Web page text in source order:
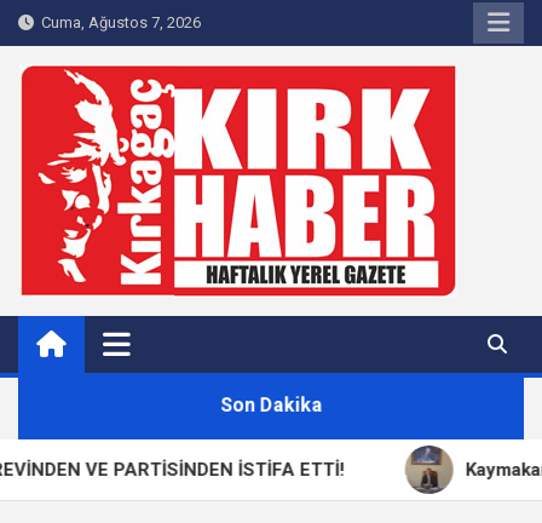
Skip
to
content
Cuma, Ağustos 7, 2026
Kırkağaç 40Haber
Kırkağaç'ın Yerel Haber Sitesi
Son Dakika
VE PARTİSİNDEN İSTİFA ETTİ! Kaymakam